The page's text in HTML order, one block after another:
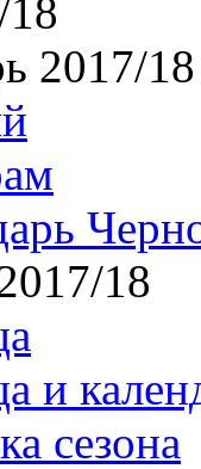
2017/18
18
и
сезона